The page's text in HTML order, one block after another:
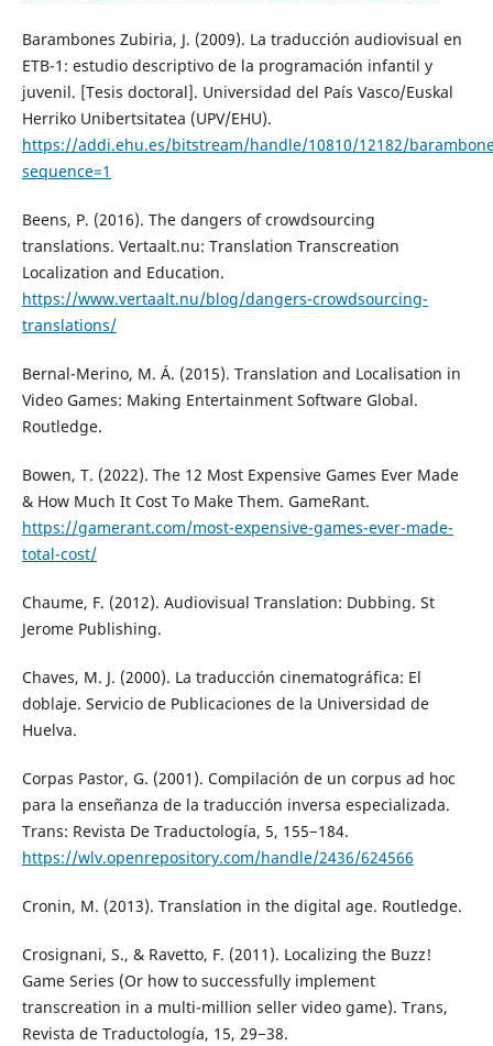
Barambones Zubiria, J. (2009). La traducción audiovisual en
ETB-1: estudio descriptivo de la programación infantil y
juvenil. [Tesis doctoral]. Universidad del País Vasco/Euskal
Herriko Unibertsitatea (UPV/EHU).
https://addi.ehu.es/bitstream/handle/10810/12182/
sequence=1
Beens, P. (2016). The dangers of crowdsourcing
translations. Vertaalt.nu: Translation Transcreation
Localization and Education.
https://www.vertaalt.nu/blog/dangers-crowdsourcing-
translations/
Bernal-Merino, M. Á. (2015). Translation and Localisation in
Video Games: Making Entertainment Software Global.
Routledge.
Bowen, T. (2022). The 12 Most Expensive Games Ever Made
& How Much It Cost To Make Them. GameRant.
https://gamerant.com/most-expensive-games-ever-made-
total-cost/
Chaume, F. (2012). Audiovisual Translation: Dubbing. St
Jerome Publishing.
Chaves, M. J. (2000). La traducción cinematográfica: El
doblaje. Servicio de Publicaciones de la Universidad de
Huelva.
Corpas Pastor, G. (2001). Compilación de un corpus ad hoc
para la enseñanza de la traducción inversa especializada.
Trans: Revista De Traductología, 5, 155−184.
https://wlv.openrepository.com/handle/2436/624566
Cronin, M. (2013). Translation in the digital age. Routledge.
Crosignani, S., & Ravetto, F. (2011). Localizing the Buzz!
Game Series (Or how to successfully implement
transcreation in a multi-million seller video game). Trans,
Revista de Traductología, 15, 29−38.